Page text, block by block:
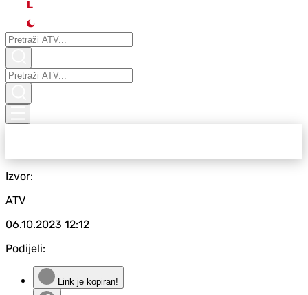
L
Izvor:
ATV
06.10.2023 12:12
Podijeli:
Link je kopiran!